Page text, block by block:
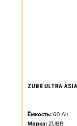
ZUBR ULTRA
Ёмкость: 60 Ач
Марка: ZUBR